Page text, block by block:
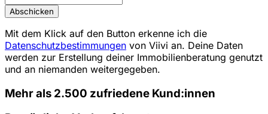
Abschicken
Mit dem Klick auf den Button erkenne ich die
Datenschutzbestimmungen von Viivi an. Deine Daten
werden zur Erstellung deiner Immobilienberatung genutzt
und an niemanden weitergegeben.
Mehr als 2.500 zufriedene Kund:innen